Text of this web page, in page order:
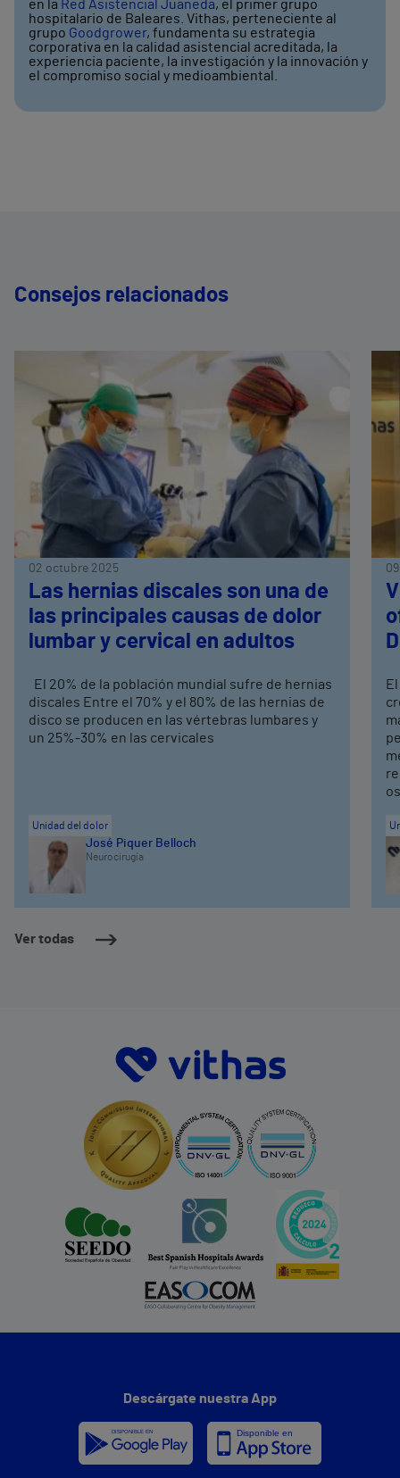
en la Red Asistencial Juaneda, el primer grupo
hospitalario de Baleares. Vithas, perteneciente al
grupo Goodgrower, fundamenta su estrategia
corporativa en la calidad asistencial acreditada, la
experiencia paciente, la investigación y la innovación y
el compromiso social y medioambiental.
Consejos relacionados
Ver todas
02 octubre 2025
Las hernias discales son una de
las principales causas de dolor
lumbar y cervical en adultos
El 20% de la población mundial sufre de hernias
discales Entre el 70% y el 80% de las hernias de
disco se producen en las vértebras lumbares y
un 25%-30% en las cervicales
Unidad del dolor
José Piquer Belloch
Neurocirugía
Descárgate nuestra App